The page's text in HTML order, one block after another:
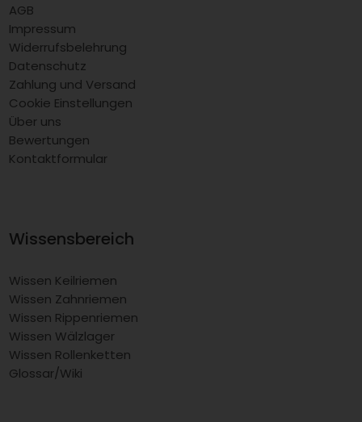
AGB
Impressum
Widerrufsbelehrung
Datenschutz
Zahlung und Versand
Cookie Einstellungen
Über uns
Bewertungen
Kontaktformular
Wissensbereich
Wissen Keilriemen
Wissen Zahnriemen
Wissen Rippenriemen
Wissen Wälzlager
Wissen Rollenketten
Glossar/Wiki